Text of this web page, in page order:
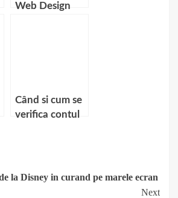
Web Design
Când si cum se
verifica contul
la Disney in curand pe marele ecran
Next